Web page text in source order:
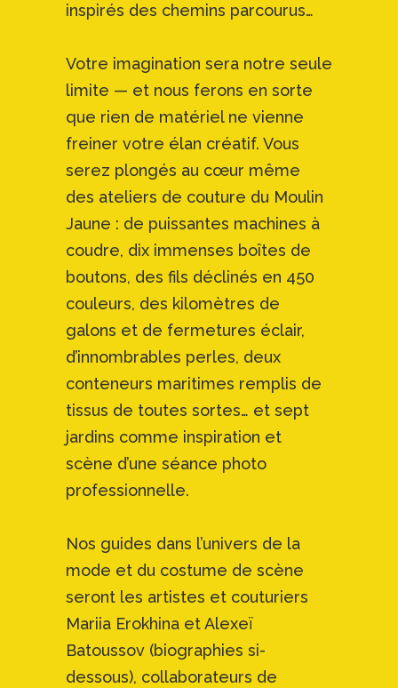
inspirés des chemins parcourus…
Votre imagination sera notre seule
limite — et nous ferons en sorte
que rien de matériel ne vienne
freiner votre élan créatif. Vous
serez plongés au cœur même
des ateliers de couture du Moulin
Jaune : de puissantes machines à
coudre, dix immenses boîtes de
boutons, des fils déclinés en 450
couleurs, des kilomètres de
galons et de fermetures éclair,
d’innombrables perles, deux
conteneurs maritimes remplis de
tissus de toutes sortes… et sept
jardins comme inspiration et
scène d’une séance photo
professionnelle.
Nos guides dans l’univers de la
mode et du costume de scène
seront les artistes et couturiers
Mariia Erokhina et Alexeï
Batoussov (biographies si-
dessous), collaborateurs de